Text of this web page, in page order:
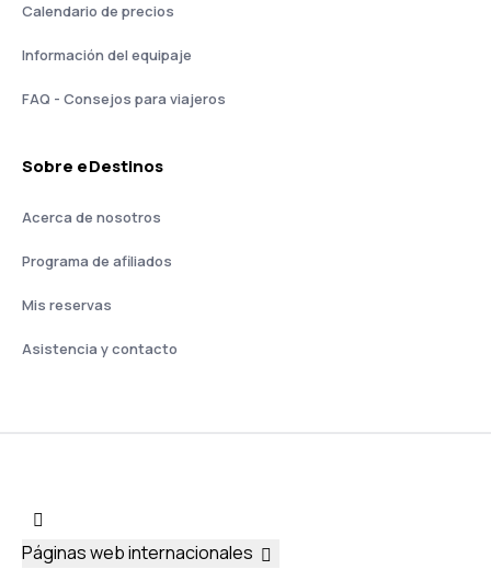
Calendario de precios
Información del equipaje
FAQ - Consejos para viajeros
Sobre eDestinos
Acerca de nosotros
Programa de afiliados
Mis reservas
Asistencia y contacto
Páginas web internacionales